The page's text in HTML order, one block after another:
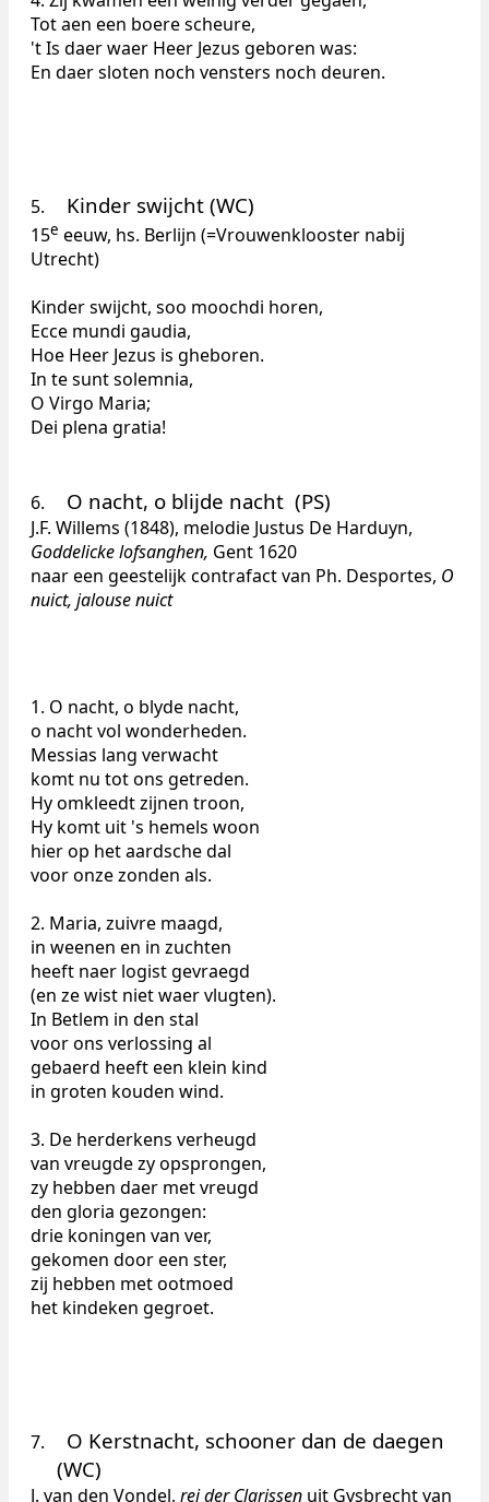
Tot aen een boere scheure,
't Is daer waer Heer Jezus geboren was:
En daer sloten noch vensters noch deuren.
5. Kinder swijcht (WC)
15e eeuw, hs. Berlijn (=Vrouwenklooster nabij
Utrecht)
Kinder swijcht, soo moochdi horen,
Ecce mundi gaudia,
Hoe Heer Jezus is gheboren.
In te sunt solemnia,
O Virgo Maria;
Dei plena gratia!
6. O nacht, o blijde nacht (PS)
J.F. Willems (1848), melodie Justus De Harduyn,
Goddelicke lofsanghen, Gent 1620
naar een geestelijk contrafact van Ph. Desportes, O
nuict, jalouse nuict
1. O nacht, o blyde nacht,
o nacht vol wonderheden.
Messias lang verwacht
komt nu tot ons getreden.
Hy omkleedt zijnen troon,
Hy komt uit 's hemels woon
hier op het aardsche dal
voor onze zonden als.
2. Maria, zuivre maagd,
in weenen en in zuchten
heeft naer logist gevraegd
(en ze wist niet waer vlugten).
In Betlem in den stal
voor ons verlossing al
gebaerd heeft een klein kind
in groten kouden wind.
3. De herderkens verheugd
van vreugde zy opsprongen,
zy hebben daer met vreugd
den gloria gezongen:
drie koningen van ver,
gekomen door een ster,
zij hebben met ootmoed
het kindeken gegroet.
7.
O Kerstnacht, schooner dan de daegen
(WC)
J. van den Vondel, rei der Clarissen uit Gysbrecht van